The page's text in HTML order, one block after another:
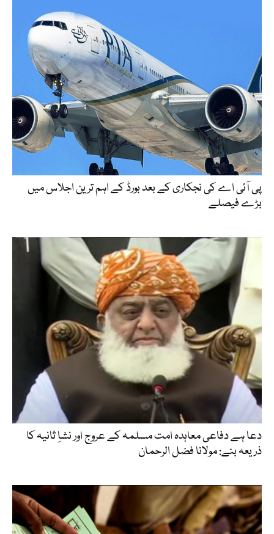
پی آئی اے کی نجکاری کے بعد بورڈ کے اہم ترین اجلاس میں
بڑے فیصلے
دعا ہے دفاعی معاہدہ امت مسلمہ کے عروج اور نشاِ ثانیہ کا
ذریعہ بنے: مولانا فضل الرحمان